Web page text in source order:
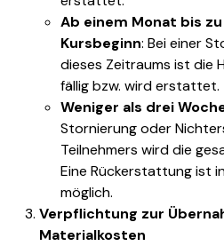
Ab einem Monat bis
Kursbeginn: Bei einer
dieses Zeitraums ist die
fällig bzw. wird erstattet.
Weniger als drei
Stornierung oder
Teilnehmers wird die
Eine Rückerstattung ist
möglich.
Verpflichtung zur
Materialkosten